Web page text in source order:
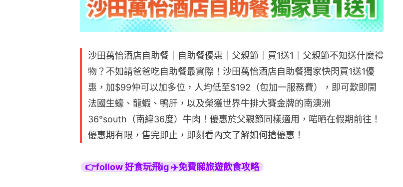
沙田萬怡酒店自助餐｜自助餐優惠｜父親節｜買1送1｜父親節不知送什麼禮
物？不如請爸爸吃自助餐最實際！沙田萬怡酒店自助餐獨家快閃買1送1優
惠，加$99仲可以加多位，人均低至$192（包加一服務費），即可歎即開
法國生蠔、龍蝦、鴨肝，以及榮獲世界牛排大賽金牌的南澳洲
36°south（南緯36度）牛肉！優惠於父親節同樣適用，啱晒在假期前往！
優惠期有限，售完即止，即刻看內文了解如何搶優惠！
👉follow 好食玩飛ig ✈️免費睇旅遊飲食攻略